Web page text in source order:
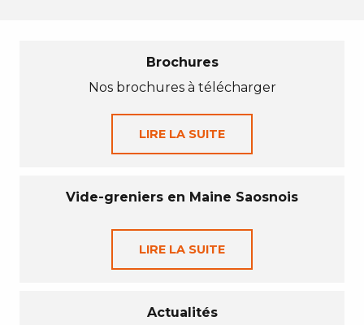
Brochures
Nos brochures à télécharger
LIRE LA SUITE
Vide-greniers en Maine Saosnois
LIRE LA SUITE
Actualités